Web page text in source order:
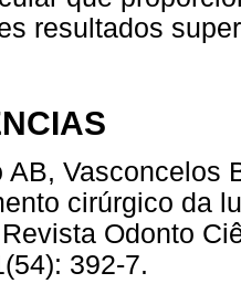
resultados
AB, Vasconcelos
cirúrgico da
Odonto
392-7.